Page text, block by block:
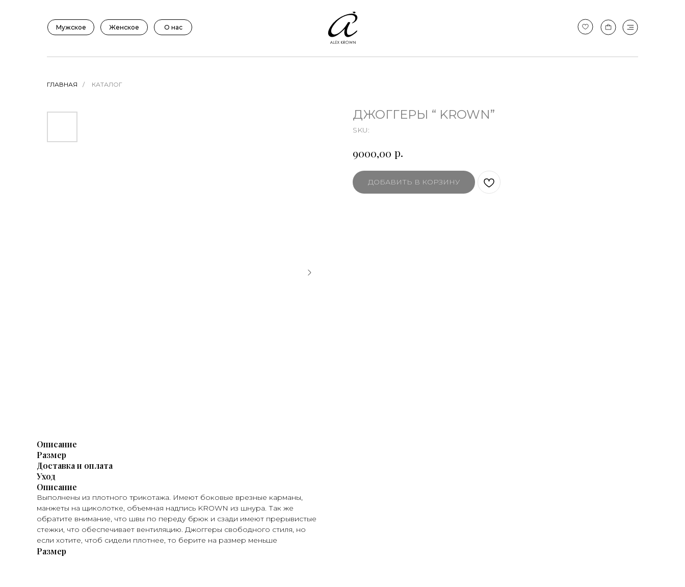
Мужское Женское О нас
ГЛАВНАЯ / КАТАЛОГ
ДЖОГГЕРЫ “ KROWN”
SKU:
9000,00 р.
ДОБАВИТЬ В КОРЗИНУ
Описание
Размер
Доставка и оплата
Уход
Описание
Выполнены из плотного трикотажа. Имеют боковые врезные карманы,
манжеты на щиколотке, объемная надпись KROWN из шнура. Так же
обратите внимание, что швы по переду брюк и сзади имеют прерывистые
стежки, что обеспечивает вентиляцию. Джоггеры свободного стиля, но
если хотите, чтоб сидели плотнее, то берите на размер меньше
Размер